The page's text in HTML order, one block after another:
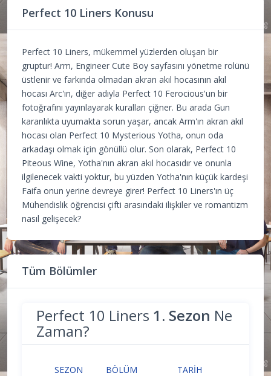
Perfect 10 Liners Konusu
Perfect 10 Liners, mükemmel yüzlerden oluşan bir
gruptur! Arm, Engineer Cute Boy sayfasını yönetme rolünü
üstlenir ve farkında olmadan akran akıl hocasının akıl
hocası Arc'ın, diğer adıyla Perfect 10 Ferocious'un bir
fotoğrafını yayınlayarak kuralları çiğner. Bu arada Gun
karanlıkta uyumakta sorun yaşar, ancak Arm'ın akran akıl
hocası olan Perfect 10 Mysterious Yotha, onun oda
arkadaşı olmak için gönüllü olur. Son olarak, Perfect 10
Piteous Wine, Yotha'nın akran akıl hocasıdır ve onunla
ilgilenecek vakti yoktur, bu yüzden Yotha'nın küçük kardeşi
Faifa onun yerine devreye girer! Perfect 10 Liners'ın üç
Mühendislik öğrencisi çifti arasındaki ilişkiler ve romantizm
nasıl gelişecek?
Tüm Bölümler
Perfect 10 Liners 1. Sezon Ne
Zaman?
SEZON BÖLÜM TARIH